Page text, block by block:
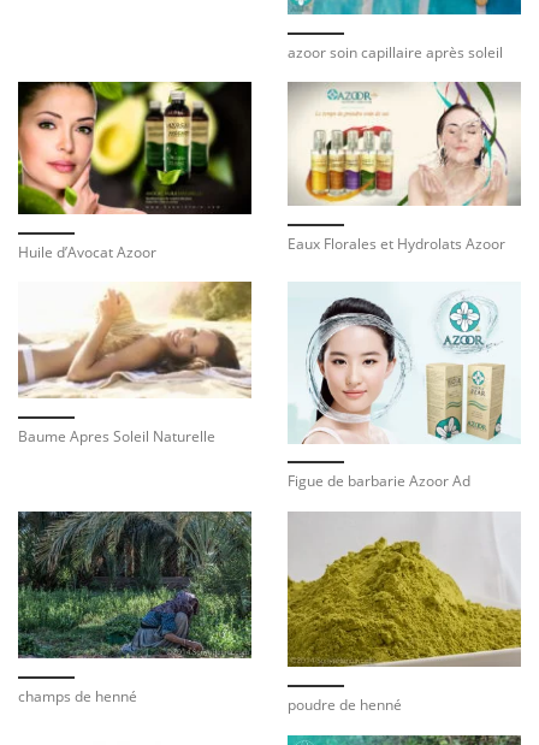
azoor soin capillaire après soleil
Huile d’Avocat Azoor Eaux Florales et Hydrolats Azoor
Baume Apres Soleil Naturelle
Figue de barbarie Azoor Ad
champs de henné poudre de henné